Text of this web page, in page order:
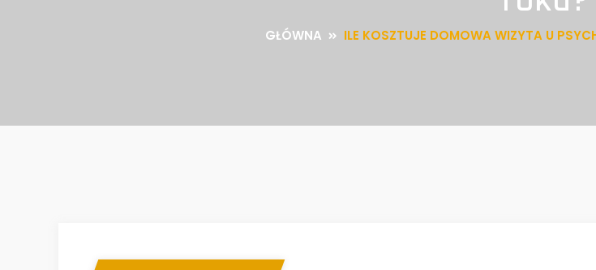
GŁÓWNA ILE KOSZTUJE DOMOWA WIZYTA U